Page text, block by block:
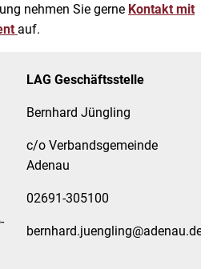
nehmen Sie gerne Kontakt mit
auf.
LAG Geschäftsstelle
Bernhard Jüngling
c/o Verbandsgemeinde
Adenau
02691-305100
bernhard.juengling@adenau.de